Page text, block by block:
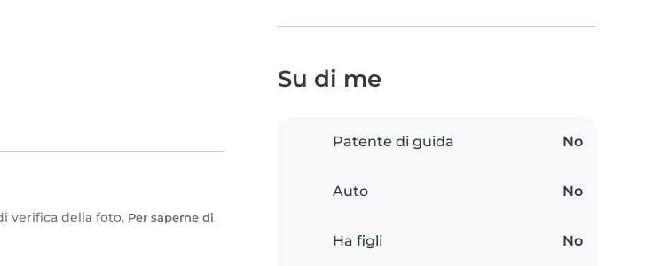
verifica della foto. Per saperne di
Su di me
Patente di guida No
Auto No
Ha figli No